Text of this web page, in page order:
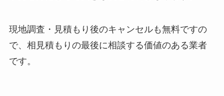
現地調査・見積もり後のキャンセルも無料ですの
で、相見積もりの最後に相談する価値のある業者
です。